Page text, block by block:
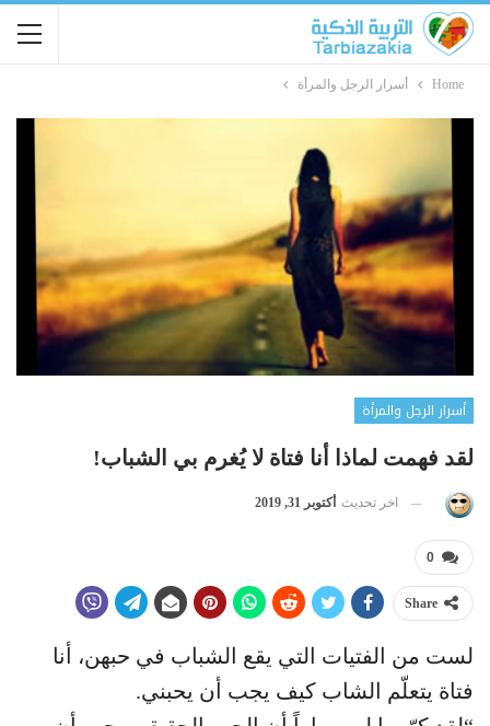
Home أسرار الرجل والمرأة
أسرار الرجل والمرأة
لقد فهمت لماذا أنا فتاة لا يُغرم بي الشباب!
اخر تحديث أكتوبر 31, 2019
0
Share
لست من الفتيات التي يقع الشباب في حبهن، أنا
فتاة يتعلّم الشاب كيف يجب أن يحبني.